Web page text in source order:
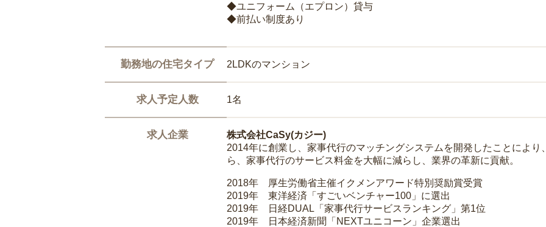
◆ユニフォーム（エプロン）貸与
◆前払い制度あり
勤務地の住宅タイプ 2LDKのマンション
求人予定人数 1名
求人企業
株式会社CaSy(カジー)
2014年に創業し、家事代行のマッチングシステムを開発したことによ
ら、家事代行のサービス料金を大幅に減らし、業界の革新に貢献。
2018年 厚生労働省主催イクメンアワード特別奨励賞受賞
2019年 東洋経済「すごいベンチャー100」に選出
2019年 日経DUAL「家事代行サービスランキング」第1位
2019年 日本経済新聞「NEXTユニコーン」企業選出